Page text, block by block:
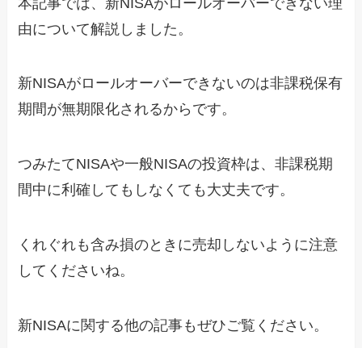
由について解説しました。
新NISAがロールオーバーできないのは非課税保有
期間が無期限化されるからです。
つみたてNISAや一般NISAの投資枠は、非課税期
間中に利確してもしなくても大丈夫です。
くれぐれも含み損のときに売却しないように注意
してくださいね。
新NISAに関する他の記事もぜひご覧ください。